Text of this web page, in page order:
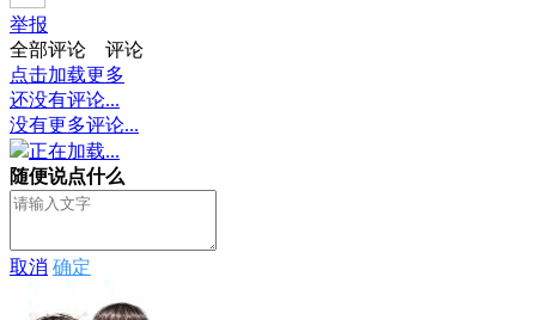
举报
全部评论
评论
点击加载更多
还没有评论...
没有更多评论...
正在加载...
随便说点什么
取消 确定